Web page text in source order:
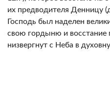
их предводителя Денницу
Господь был наделен
свою гордыню и восстание
низвергнут с Неба в